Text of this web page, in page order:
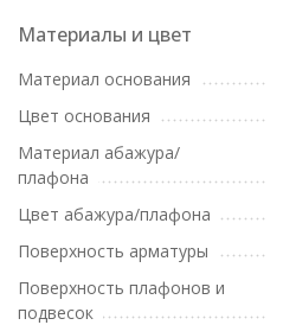
Материалы и цвет
Материал основания
Цвет основания
Материал абажура/
плафона
Цвет абажура/плафона
Поверхность арматуры
Поверхность плафонов и
подвесок